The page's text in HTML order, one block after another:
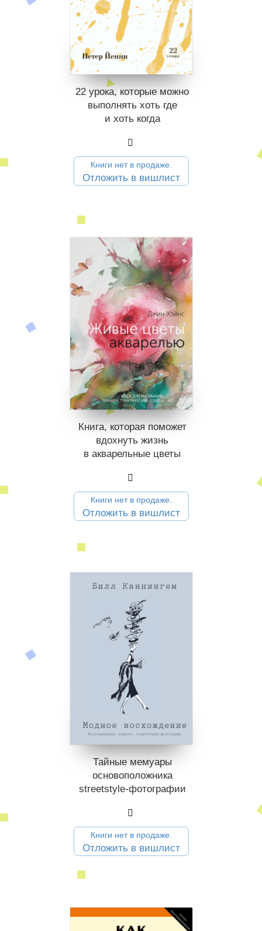
22 урока, которые можно
выполнять хоть где
и хоть когда
Книги нет в продаже.
Отложить в вишлист
Книга, которая поможет
вдохнуть жизнь
в акварельные цветы
Книги нет в продаже.
Отложить в вишлист
Тайные мемуары
основополо­жника
streetstyle-фотографии
Книги нет в продаже.
Отложить в вишлист